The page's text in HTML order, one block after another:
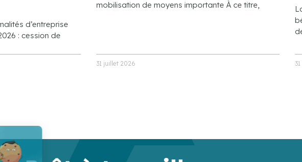
d’entreprise
: cession de
mobilisation de moyens importante À ce titre,
31 juillet 2026